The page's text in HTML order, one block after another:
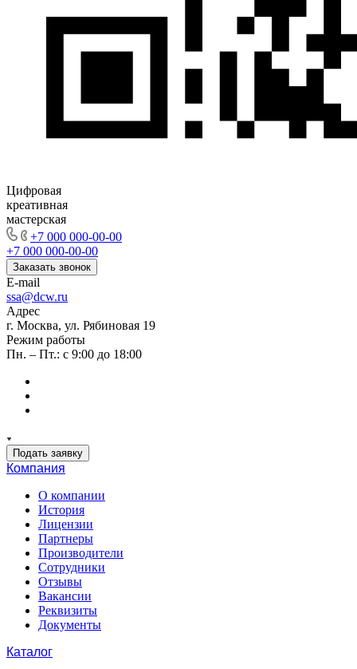
Цифровая
креативная
мастерская
+7 000 000-00-00
+7 000 000-00-00
Заказать звонок
E-mail
ssa@dcw.ru
Адрес
г. Москва, ул. Рябиновая 19
Режим работы
Пн. – Пт.: с 9:00 до 18:00
Подать заявку
Компания
О компании
История
Лицензии
Партнеры
Производители
Сотрудники
Отзывы
Вакансии
Реквизиты
Документы
Каталог